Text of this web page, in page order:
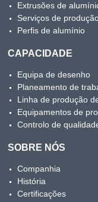
Extrusões de
Serviços de
Perfis de alumínio
CAPACIDADE
Equipa de desenho
Planeamento de
Linha de produção
Equipamentos de
Controlo de
SOBRE NÓS
Companhia
História
Certificações